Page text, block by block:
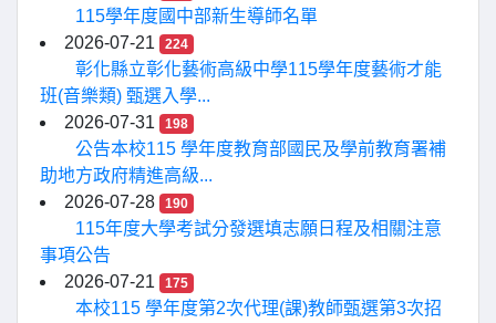
115學年度國中部新生導師名單
2026-07-21
224
彰化縣立彰化藝術高級中學115學年度藝術才能
班(音樂類) 甄選入學...
2026-07-31
198
公告本校115 學年度教育部國民及學前教育署補
助地方政府精進高級...
2026-07-28
190
115年度大學考試分發選填志願日程及相關注意
事項公告
2026-07-21
175
本校115 學年度第2次代理(課)教師甄選第3次招